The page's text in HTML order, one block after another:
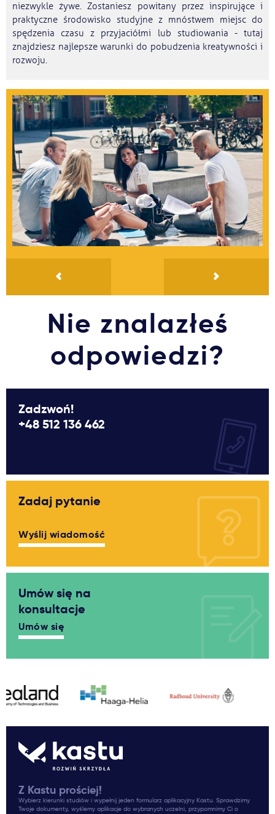
niezwykle żywe. Zostaniesz powitany przez inspirujące i
praktyczne środowisko studyjne z mnóstwem miejsc do
spędzenia czasu z przyjaciółmi lub studiowania - tutaj
znajdziesz najlepsze warunki do pobudzenia kreatywności i
rozwoju.
Nie znalazłeś
odpowiedzi?
Zadzwoń!
+48 512 136 462
Zadaj pytanie
Wyślij wiadomość
Umów się na
konsultacje
Umów się
Z Kastu prościej!
Wybierz kierunki studiów i wypełnij jeden formularz aplikacyjny Kastu. Sprawdzimy
Twoje dokumenty, wyślemy aplikacje do wybranych uczelni, przypomnimy Ci o